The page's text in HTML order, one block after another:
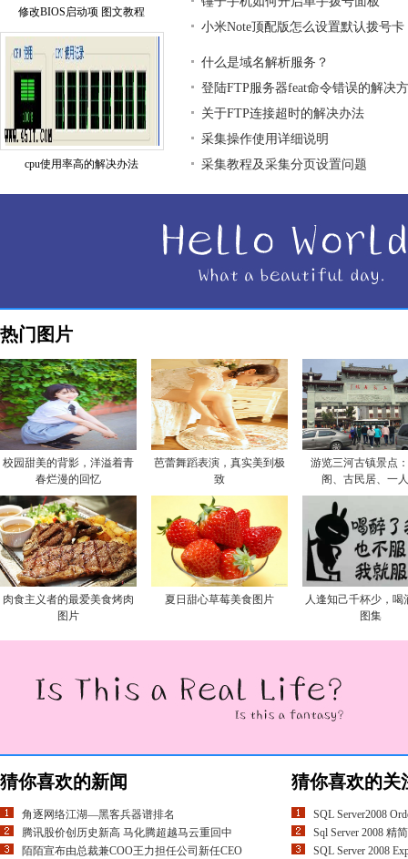
修改BIOS启动项 图文教程
cpu使用率高的解决办法
小米Note顶配版怎么设置默认拨号卡
什么是域名解析服务？
登陆FTP服务器feat命令错误的解决
关于FTP连接超时的解决办法
采集操作使用详细说明
采集教程及采集分页设置问题
热门图片
校园甜美的背影，洋溢着青
春烂漫的回忆
芭蕾舞蹈表演，真实美到极
致
游览三河古镇景点
阁、古民居、一
肉食主义者的最爱美食烤肉
图片
夏日甜心草莓美食图片
人逢知己千杯少，喝
图集
猜你喜欢的新闻
角逐网络江湖―黑客兵器谱排名
腾讯股价创历史新高 马化腾超越马云重回中
陌陌宣布由总裁兼COO王力担任公司新任CEO
猜你喜欢的关
SQL Server2008
Sql Server 2008 精
SQL Server 2008